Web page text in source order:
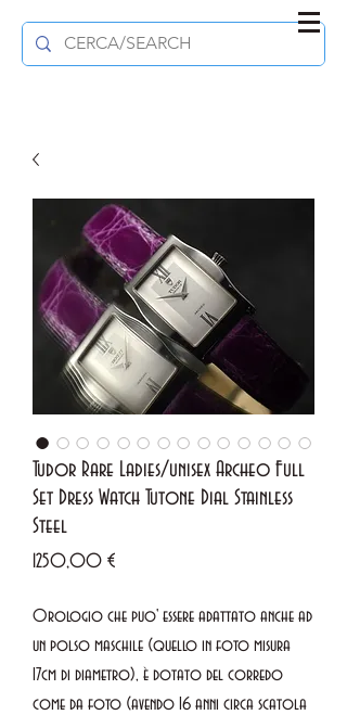
Tudor Rare Ladies/unisex Archeo Full
Set Dress Watch Tutone Dial Stainless
Steel
1250,00 €Prezzo
Orologio che puo' essere adattato anche ad
un polso maschile (quello in foto misura
17cm di diametro), è dotato del corredo
come da foto (avendo 16 anni circa scatola